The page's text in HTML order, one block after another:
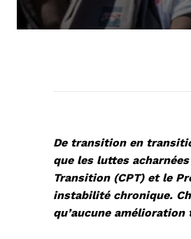
De transition en
que les luttes
Transition (CPT) et le
instabilité chronique.
qu’aucune